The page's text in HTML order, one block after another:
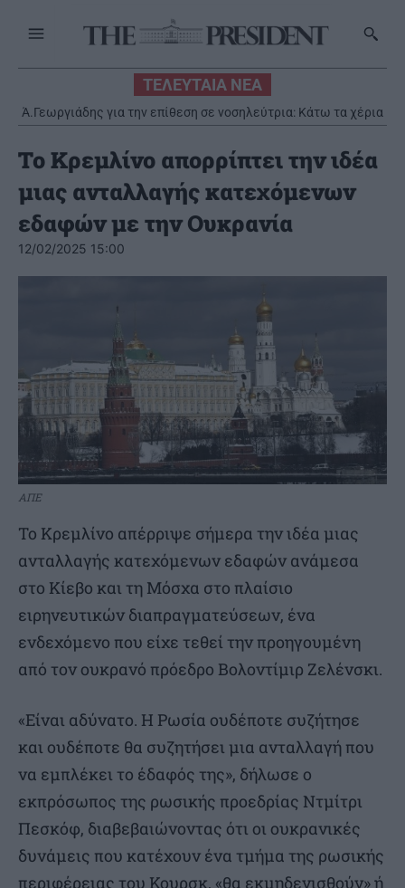
ΤΕΛΕΥΤΑΙΑ ΝΕΑ
Ά.Γεωργιάδης για την επίθεση σε νοσηλεύτρια: Κάτω τα χέρια
από το προσωπικό του ΕΣΥ
Το Κρεμλίνο απορρίπτει την ιδέα
μιας ανταλλαγής κατεχόμενων
εδαφών με την Ουκρανία
12/02/2025 15:00
ΑΠΕ
Το Κρεμλίνο απέρριψε σήμερα την ιδέα μιας
ανταλλαγής κατεχόμενων εδαφών ανάμεσα
στο Κίεβο και τη Μόσχα στο πλαίσιο
ειρηνευτικών διαπραγματεύσεων, ένα
ενδεχόμενο που είχε τεθεί την προηγουμένη
από τον ουκρανό πρόεδρο Βολοντίμιρ Ζελένσκι.
«Είναι αδύνατο. Η Ρωσία ουδέποτε συζήτησε
και ουδέποτε θα συζητήσει μια ανταλλαγή που
να εμπλέκει το έδαφός της», δήλωσε ο
εκπρόσωπος της ρωσικής προεδρίας Ντμίτρι
Πεσκόφ, διαβεβαιώνοντας ότι οι ουκρανικές
δυνάμεις που κατέχουν ένα τμήμα της ρωσικής
περιφέρειας του Κουρσκ, «θα εκμηδενισθούν» ή